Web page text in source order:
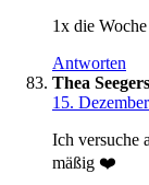
1x die
Antworten
Thea Seegers
15.
Ich versuche
mäßig ❤️